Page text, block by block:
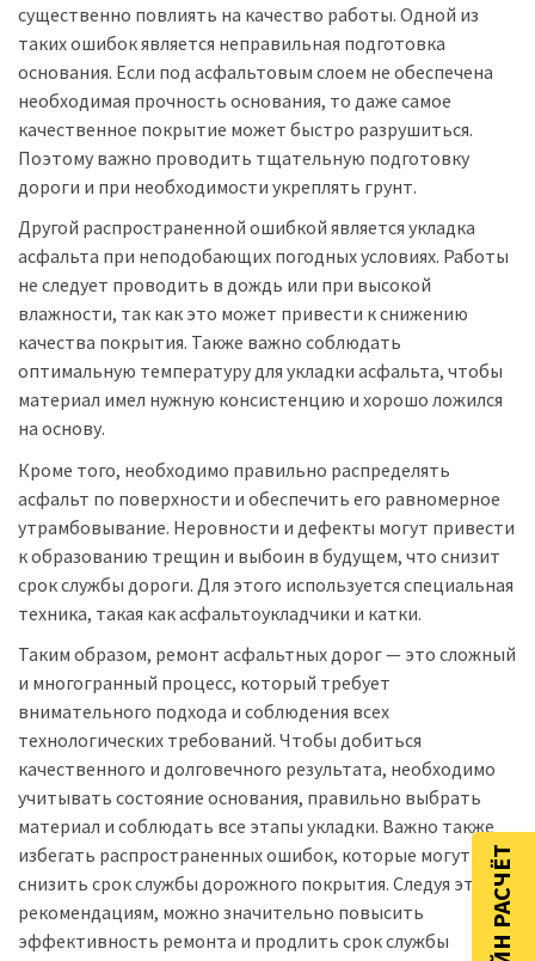
существенно повлиять на качество работы. Одной из
таких ошибок является неправильная подготовка
основания. Если под асфальтовым слоем не обеспечена
необходимая прочность основания, то даже самое
качественное покрытие может быстро разрушиться.
Поэтому важно проводить тщательную подготовку
дороги и при необходимости укреплять грунт.
Другой распространенной ошибкой является укладка
асфальта при неподобающих погодных условиях. Работы
не следует проводить в дождь или при высокой
влажности, так как это может привести к снижению
качества покрытия. Также важно соблюдать
оптимальную температуру для укладки асфальта, чтобы
материал имел нужную консистенцию и хорошо ложился
на основу.
Кроме того, необходимо правильно распределять
асфальт по поверхности и обеспечить его равномерное
утрамбовывание. Неровности и дефекты могут привести
к образованию трещин и выбоин в будущем, что снизит
срок службы дороги. Для этого используется специальная
техника, такая как асфальтоукладчики и катки.
Таким образом, ремонт асфальтных дорог — это сложный
и многогранный процесс, который требует
внимательного подхода и соблюдения всех
технологических требований. Чтобы добиться
качественного и долговечного результата, необходимо
учитывать состояние основания, правильно выбрать
материал и соблюдать все этапы укладки. Важно также
избегать распространенных ошибок, которые могут
снизить срок службы дорожного покрытия. Следуя этим
рекомендациям, можно значительно повысить
эффективность ремонта и продлить срок службы